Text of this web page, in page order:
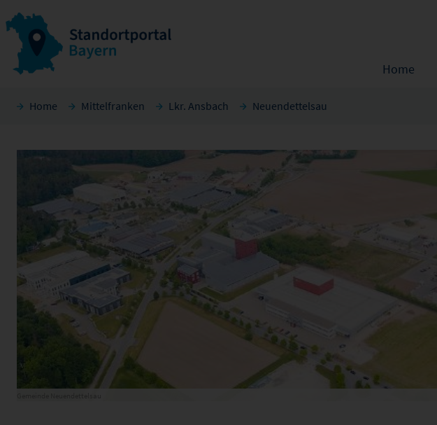
Home
Home Mittelfranken Lkr. Ansbach Neuendettelsau